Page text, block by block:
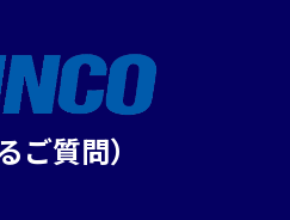
ご質問）